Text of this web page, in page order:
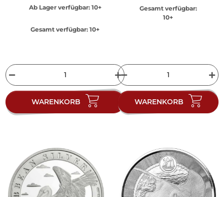
Ab Lager verfügbar:10+
Gesamt verfügbar: 10+
WARENKORB
Gesamt verfügbar:
10+
WARENKORB